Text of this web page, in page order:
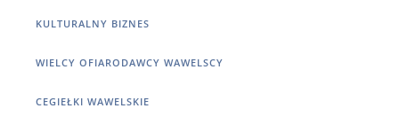
KULTURALNY BIZNES
WIELCY OFIARODAWCY WAWELSCY
CEGIEŁKI WAWELSKIE